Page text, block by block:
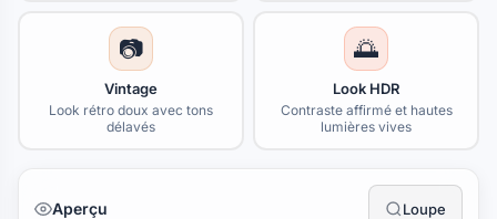
Aperçu Loupe
📷
Vintage
Look rétro doux avec tons
délavés
🌅
Look HDR
Contraste affirmé et hautes
lumières vives